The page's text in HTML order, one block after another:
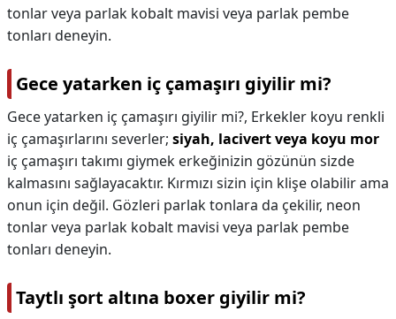
tonlar veya parlak kobalt mavisi veya parlak pembe
tonları deneyin.
Gece yatarken iç çamaşırı giyilir mi?
Gece yatarken iç çamaşırı giyilir mi?, Erkekler koyu renkli
iç çamaşırlarını severler; siyah, lacivert veya koyu mor
iç çamaşırı takımı giymek erkeğinizin gözünün sizde
kalmasını sağlayacaktır. Kırmızı sizin için klişe olabilir ama
onun için değil. Gözleri parlak tonlara da çekilir, neon
tonlar veya parlak kobalt mavisi veya parlak pembe
tonları deneyin.
Taytlı şort altına boxer giyilir mi?